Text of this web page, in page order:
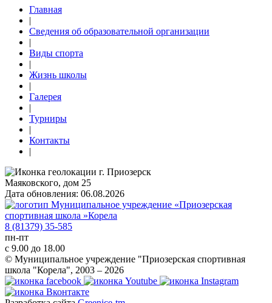
Главная
|
Сведения об образовательной организации
|
Виды спорта
|
Жизнь школы
|
Галерея
|
Турниры
|
Контакты
|
г. Приозерск
Маяковского, дом 25
Дата обновления: 06.08.2026
8 (81379) 35-585
пн-пт
с 9.00 до 18.00
© Муниципальное учреждение "Приозерская спортивная
школа "Корела", 2003 – 2026